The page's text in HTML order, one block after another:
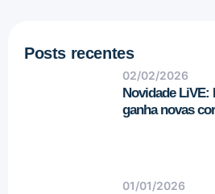
Posts recentes
02/02/2026
Novidade LiVE:
ganha novas
01/01/2026